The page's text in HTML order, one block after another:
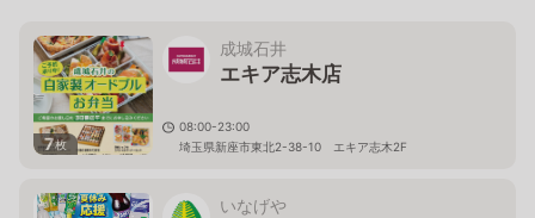
7枚
成城石井
エキア志木店
08:00-23:00
埼玉県新座市東北2-38-10 エキア志木2F
いなげや